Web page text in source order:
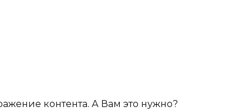
контента. А Вам это нужно?